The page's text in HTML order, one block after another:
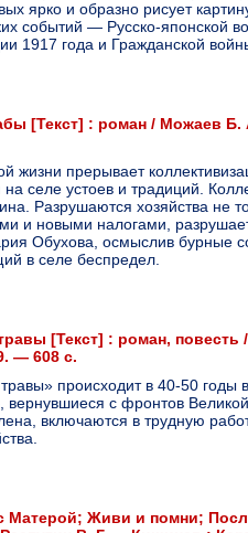
ярко и образно рисует
событий — Русско-японской
1917 года и Гражданской
[Текст] : роман / Можаев
жизни прерывает
селе устоев и традиций.
Разрушаются хозяйства не
и новыми налогами,
Обухова, осмыслив бурные
в селе беспредел.
[Текст] : роман,
— 608 с.
происходит в 40-50 годы
вернувшиеся с фронтов
включаются в трудную
Матерой; Живи и помни;